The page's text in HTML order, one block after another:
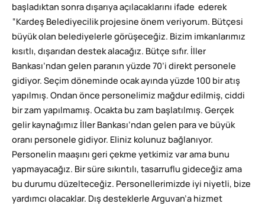
başladıktan sonra dışarıya açılacaklarını ifade ederek
“Kardeş Belediyecilik projesine önem veriyorum. Bütçesi
büyük olan belediyelerle görüşeceğiz. Bizim imkanlarımız
kısıtlı, dışarıdan destek alacağız. Bütçe sıfır. İller
Bankası’ndan gelen paranın yüzde 70’i direkt personele
gidiyor. Seçim döneminde ocak ayında yüzde 100 bir atış
yapılmış. Ondan önce personelimiz mağdur edilmiş, ciddi
bir zam yapılmamış. Ocakta bu zam başlatılmış. Gerçek
gelir kaynağımız İller Bankası’ndan gelen para ve büyük
oranı personele gidiyor. Eliniz kolunuz bağlanıyor.
Personelin maaşını geri çekme yetkimiz var ama bunu
yapmayacağız. Bir süre sıkıntılı, tasarruflu gideceğiz ama
bu durumu düzelteceğiz. Personellerimizde iyi niyetli, bize
yardımcı olacaklar. Dış desteklerle Arguvan’a hizmet